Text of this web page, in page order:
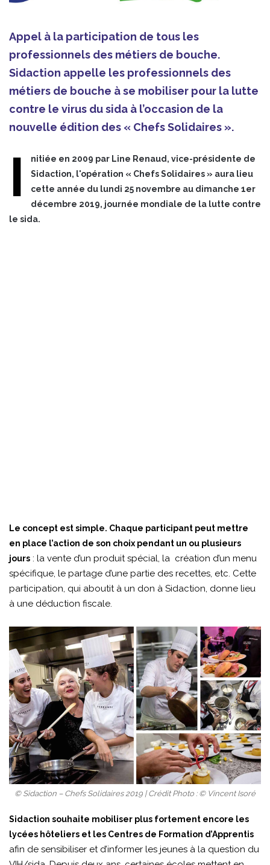
Appel à la participation de tous les
professionnels des métiers de bouche.
Sidaction appelle les professionnels des
métiers de bouche à se mobiliser pour la lutte
contre le virus du sida à l’occasion de la
nouvelle édition des « Chefs Solidaires ».
I
nitiée en 2009 par Line Renaud, vice-présidente de
Sidaction, l'opération « Chefs Solidaires » aura lieu
cette année du lundi 25 novembre au dimanche 1er
décembre 2019, journée mondiale de la lutte contre
le sida.
Le concept est simple. Chaque participant peut mettre
en place l’action de son choix pendant un ou plusieurs
jours : la vente d’un produit spécial, la création d’un menu
spécifique, le partage d’une partie des recettes, etc. Cette
participation, qui aboutit à un don à Sidaction, donne lieu
à une déduction fiscale.
© Sidaction – Chefs Solidaires 2019 | Crédit Photo : © Vincent Isoré
Sidaction souhaite mobiliser plus fortement encore les
lycées hôteliers et les Centres de Formation d’Apprentis
afin de sensibiliser et d’informer les jeunes à la question du